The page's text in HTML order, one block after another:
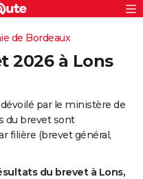
Rechercher
de Bordeaux
2026 à Lons
par le ministère de
du brevet sont
filière (brevet général,
du brevet à Lons,